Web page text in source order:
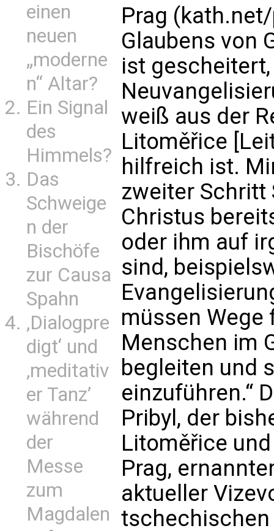
einen
neuen
„moderne
n“ Altar?
Ein Signal
des
Himmels?
Das
Schweige
n der
Bischöfe
zur Causa
Spahn
‚Dialogpre
digt‘ und
‚meditativ
er Tanz’
während
der
Messe
zum
Magdalen
Prag
Glaubens von
ist
weiß aus der
Litoměřice
hilfreich ist.
zweiter Schritt
Christus
oder ihm auf
sind,
müssen Wege
Menschen im
begleiten und
einzuführen.“
Pribyl, der
Litoměřice
Prag,
aktueller